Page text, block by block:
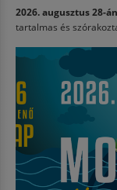
2026. augusztus 28-
tartalmas és